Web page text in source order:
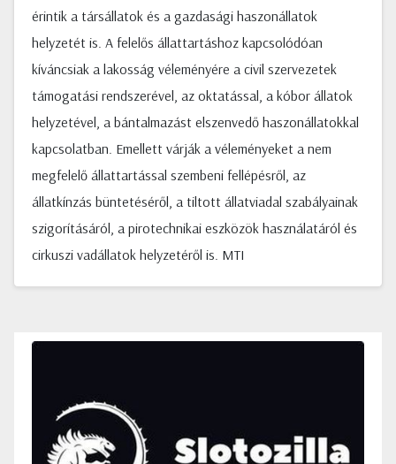
érintik a társállatok és a gazdasági haszonállatok
helyzetét is. A felelős állattartáshoz kapcsolódóan
kíváncsiak a lakosság véleményére a civil szervezetek
támogatási rendszerével, az oktatással, a kóbor állatok
helyzetével, a bántalmazást elszenvedő haszonállatokkal
kapcsolatban. Emellett várják a véleményeket a nem
megfelelő állattartással szembeni fellépésről, az
állatkínzás büntetéséről, a tiltott állatviadal szabályainak
szigorításáról, a pirotechnikai eszközök használatáról és
cirkuszi vadállatok helyzetéről is. MTI